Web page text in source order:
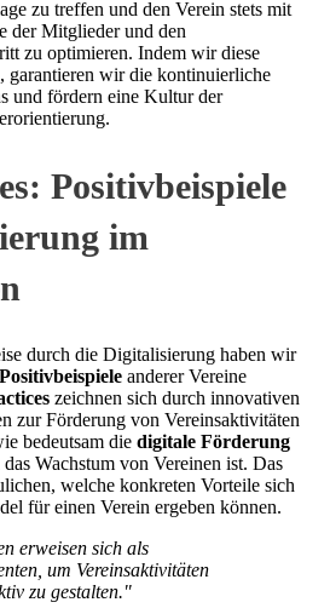
zu treffen und den Verein stets mit
der Mitglieder und den
zu optimieren. Indem wir diese
garantieren wir die kontinuierliche
und fördern eine Kultur der
Positivbeispiele
im
durch die Digitalisierung haben wir
Positivbeispiele anderer Vereine
zeichnen sich durch innovativen
zur Förderung von Vereinsaktivitäten
bedeutsam die digitale Förderung
Wachstum von Vereinen ist. Das
welche konkreten Vorteile sich
für einen Verein ergeben können.
erweisen sich als
um Vereinsaktivitäten
zu gestalten."